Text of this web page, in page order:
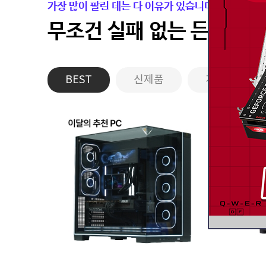
가장 많이 팔린 데는 다 이유가 있습니다.
무조건 실패 없는 든든한
BEST 신제품 게이밍PC